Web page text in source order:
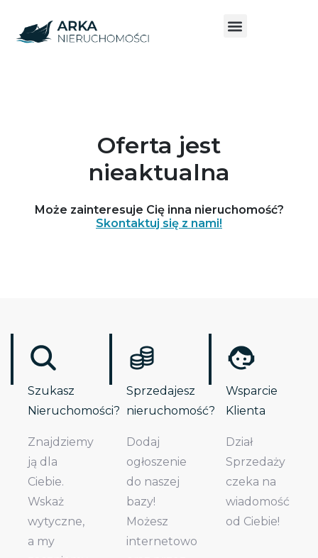
Oferta jest
nieaktualna
Może zainteresuje Cię inna nieruchomość?
Skontaktuj się z nami!
Szukasz
Nieruchomości?
Znajdziemy
ją dla
Ciebie.
Wskaż
wytyczne,
a my
Sprzedajesz
nieruchomość?
Dodaj
ogłoszenie
do naszej
bazy!
Możesz
internetowo
Wsparcie
Klienta
Dział
Sprzedaży
czeka na
wiadomość
od Ciebie!